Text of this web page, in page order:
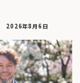
2026年8月6日